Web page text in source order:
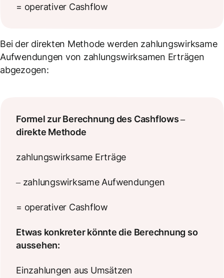
= operativer Cashflow
Bei der direkten Methode werden zahlungswirksame
Aufwendungen von zahlungswirksamen Erträgen
abgezogen:
Formel zur Berechnung des Cashflows –
direkte Methode
zahlungswirksame Erträge
– zahlungswirksame Aufwendungen
= operativer Cashflow
Etwas konkreter könnte die Berechnung so
aussehen:
Einzahlungen aus Umsätzen